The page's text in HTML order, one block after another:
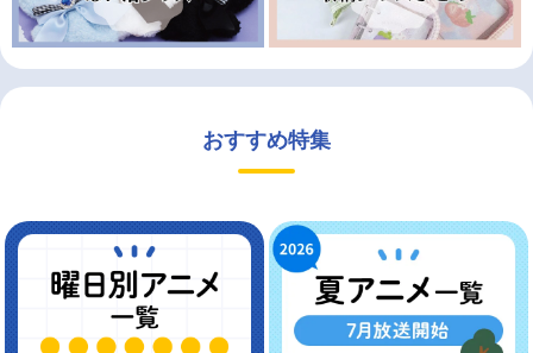
おすすめ特集